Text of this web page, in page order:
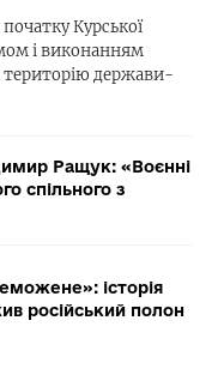
Курської
і виконанням
територію держави-
Ращук: «Воєнні
спільного з
історія
російський полон